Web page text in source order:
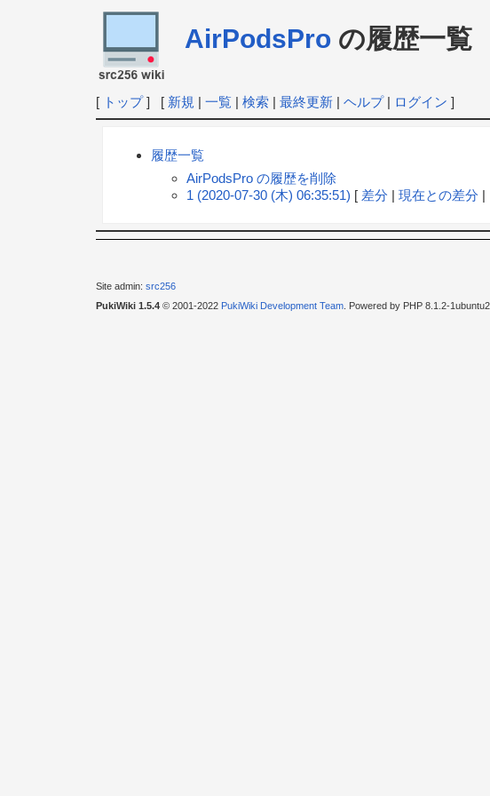
AirPodsProの履歴一覧
[ トップ] [ 新規 | 一覧| 検索| 最終更新| ヘルプ| ログイン ]
履歴一覧
AirPodsPro の履歴を削除
1 (2020-07-30 (木) 06:35:51) [ 差分 |現在との差分 |
Site admin: src256
PukiWiki 1.5.4© 2001-2022 PukiWiki Development Team. Powered by PHP 8.1.2-